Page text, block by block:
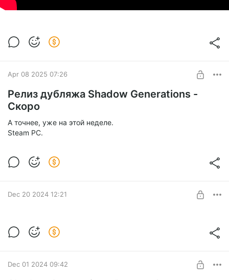
Apr 08 2025 07:26
Релиз дубляжа Shadow Generations -
Скоро
А точнее, уже на этой неделе.
Steam PC.
Dec 20 2024 12:21
Dec 01 2024 09:42